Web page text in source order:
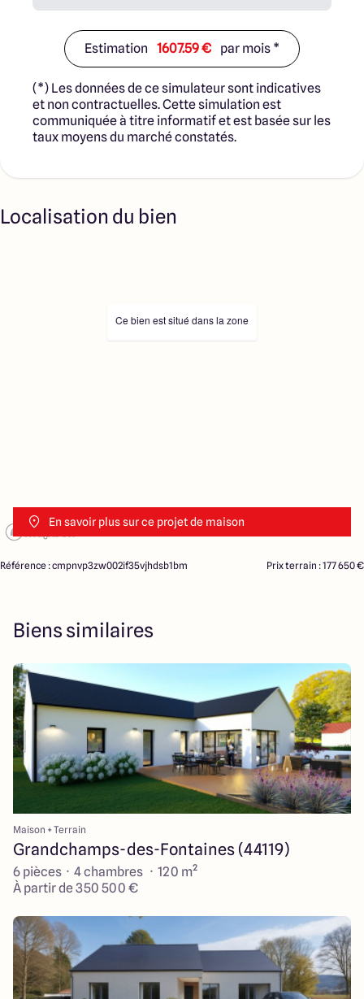
Estimation 1607.59 € par mois *
(*) Les données de ce simulateur sont indicatives
et non contractuelles. Cette simulation est
communiquée à titre informatif et est basée sur les
taux moyens du marché constatés.
Localisation du bien
En savoir plus sur ce projet de maison
Ce bien est situé dans la zone
Référence : cmpnvp3zw002if35vjhdsb1bm Prix terrain : 177 650 €
Biens similaires
Maison + Terrain
Grandchamps-des-Fontaines (44119)
6 pièces · 4 chambres · 120 m²
À partir de 350 500 €